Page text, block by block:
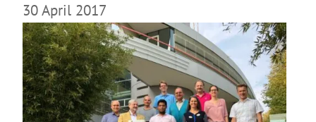
30 April 2017